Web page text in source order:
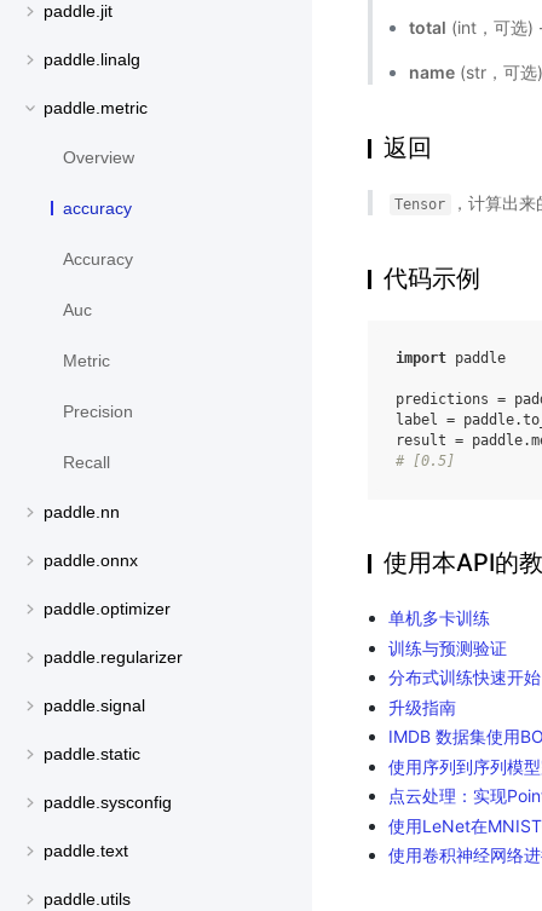
paddle.jit
paddle.linalg
paddle.metric
Overview
accuracy
Accuracy
Auc
Metric
Precision
Recall
paddle.nn
paddle.onnx
paddle.optimizer
paddle.regularizer
paddle.signal
paddle.static
paddle.sysconfig
paddle.text
paddle.utils
total (int，可选)
name (str，可
返回
Tensor ，计算出
代码示例
import paddle
predictions =
label = paddle.
result = paddle.
# [0.5]
使用本API的
单机多卡训练
训练与预测验证
分布式训练快速开始
升级指南
IMDB 数据集使用
使用序列到序列模
点云处理：实现
使用LeNet在
使用卷积神经网络